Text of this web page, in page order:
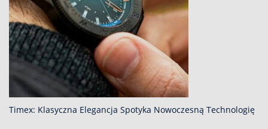
Timex: Klasyczna Elegancja Spotyka Nowoczesną Technologię